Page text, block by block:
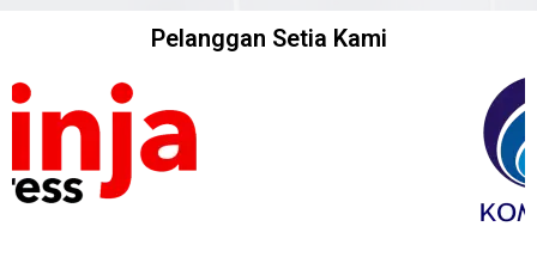
Pelanggan Setia Kami